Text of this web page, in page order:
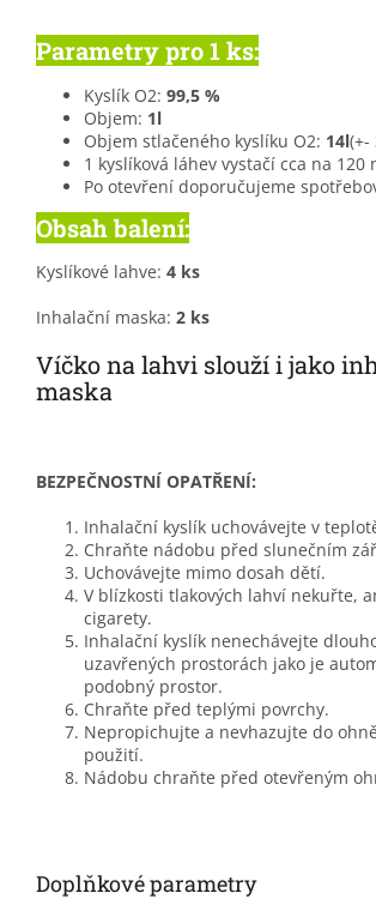
Parametry pro 1 ks:
Kyslík O2: 99,5 %
Objem: 1l
Objem stlačeného kyslíku O2: 14l(+-
1 kyslíková láhev vystačí cca na 120
Po otevření doporučujeme
Obsah balení:
Kyslíkové lahve: 4 ks
Inhalační maska: 2 ks
Víčko na lahvi slouží i jako
maska
BEZPEČNOSTNÍ OPATŘENÍ:
Inhalační kyslík uchovávejte v
Chraňte nádobu před slunečním
Uchovávejte mimo dosah dětí.
V blízkosti tlakových lahví nekuřte,
cigarety.
Inhalační kyslík nenechávejte
uzavřených prostorách jako je
podobný prostor.
Chraňte před teplými povrchy.
Nepropichujte a nevhazujte do
použití.
Nádobu chraňte před otevřeným
Doplňkové parametry